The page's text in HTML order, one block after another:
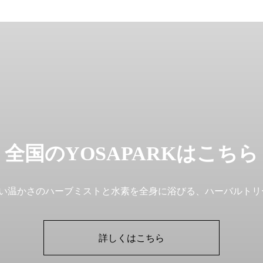
全国のYOSAPARKはこちら
温かさのハーブミストと水素を全身に浴びる、ハーバルト
詳しくはこちら